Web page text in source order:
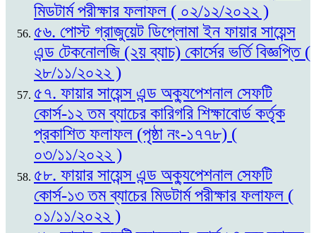
মিডটার্ম পরীক্ষার ফলাফল ( ০২/১২/২০২২ )
৫৬. পোস্ট গ্রাজুয়েট ডিপ্লোমা ইন ফায়ার সায়েন্স
এন্ড টেকনোলজি (২য় ব্যাচ) কোর্সের ভর্তি বিজ্ঞপ্তি (
২৮/১১/২০২২ )
৫৭. ফায়ার সায়েন্স এন্ড অক্যুপেশনাল সেফটি
কোর্স-১২ তম ব্যাচের কারিগরি শিক্ষাবোর্ড কর্তৃক
প্রকাশিত ফলাফল (পৃষ্ঠা নং-১৭৭৮) (
০৩/১১/২০২২ )
৫৮. ফায়ার সায়েন্স এন্ড অক্যুপেশনাল সেফটি
কোর্স-১৩ তম ব্যাচের মিডটার্ম পরীক্ষার ফলাফল (
০১/১১/২০২২ )